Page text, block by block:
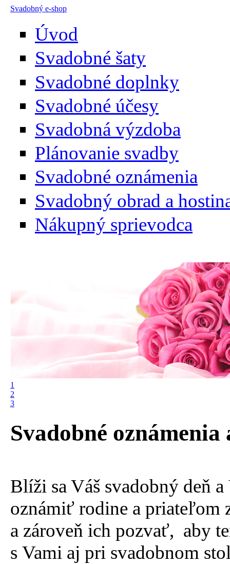
Skočiť na hlavný obsah
Svadobný e-shop
Úvod
Svadobné šaty
Svadobné doplnky
Svadobné účesy
Svadobná výzdoba
Plánovanie svadby
Svadobné oznámenia
Svadobný obrad a
Nákupný sprievodca
1
2
3
Svadobné oznámenia
Blíži sa Váš svadobný deň
oznámiť rodine a priateľom
a zároveň ich pozvať, aby
s Vami aj pri svadobnom